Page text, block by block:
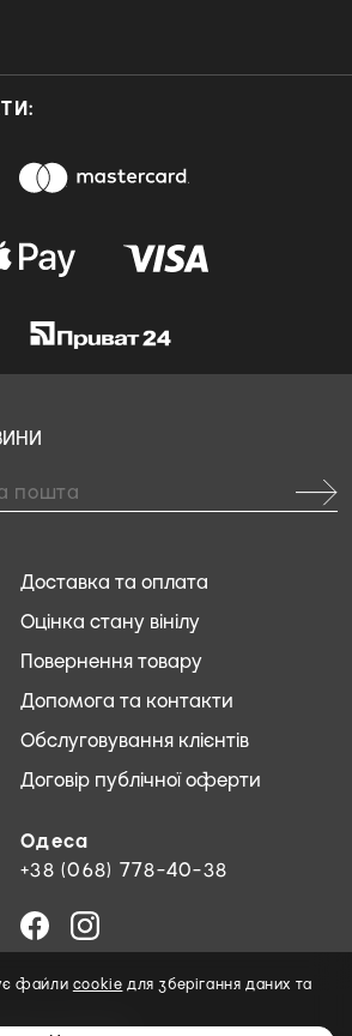
Одеса
+38 (068) 778-40-38
Доставка та оплата
Оцінка стану вінілу
Повернення товару
Допомога та контакти
Обслуговування клієнтів
Договір публічної оферти
захищені.
файли cookie для зберігання даних та